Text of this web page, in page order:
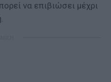
να επιβιώσει μέχρι